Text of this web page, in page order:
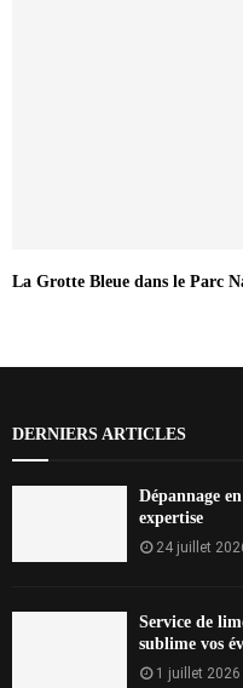
La Grotte Bleue dans le Parc
DERNIERS ARTICLES
Dépannage
expertise
24 juillet
Service de
sublime vos
1 juillet 2026